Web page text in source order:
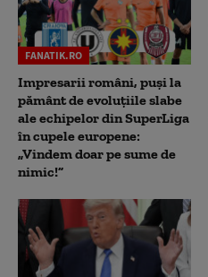
FANATIK.RO
Impresarii români, puși la
pământ de evoluțiile slabe
ale echipelor din SuperLiga
în cupele europene:
„Vindem doar pe sume de
nimic!”